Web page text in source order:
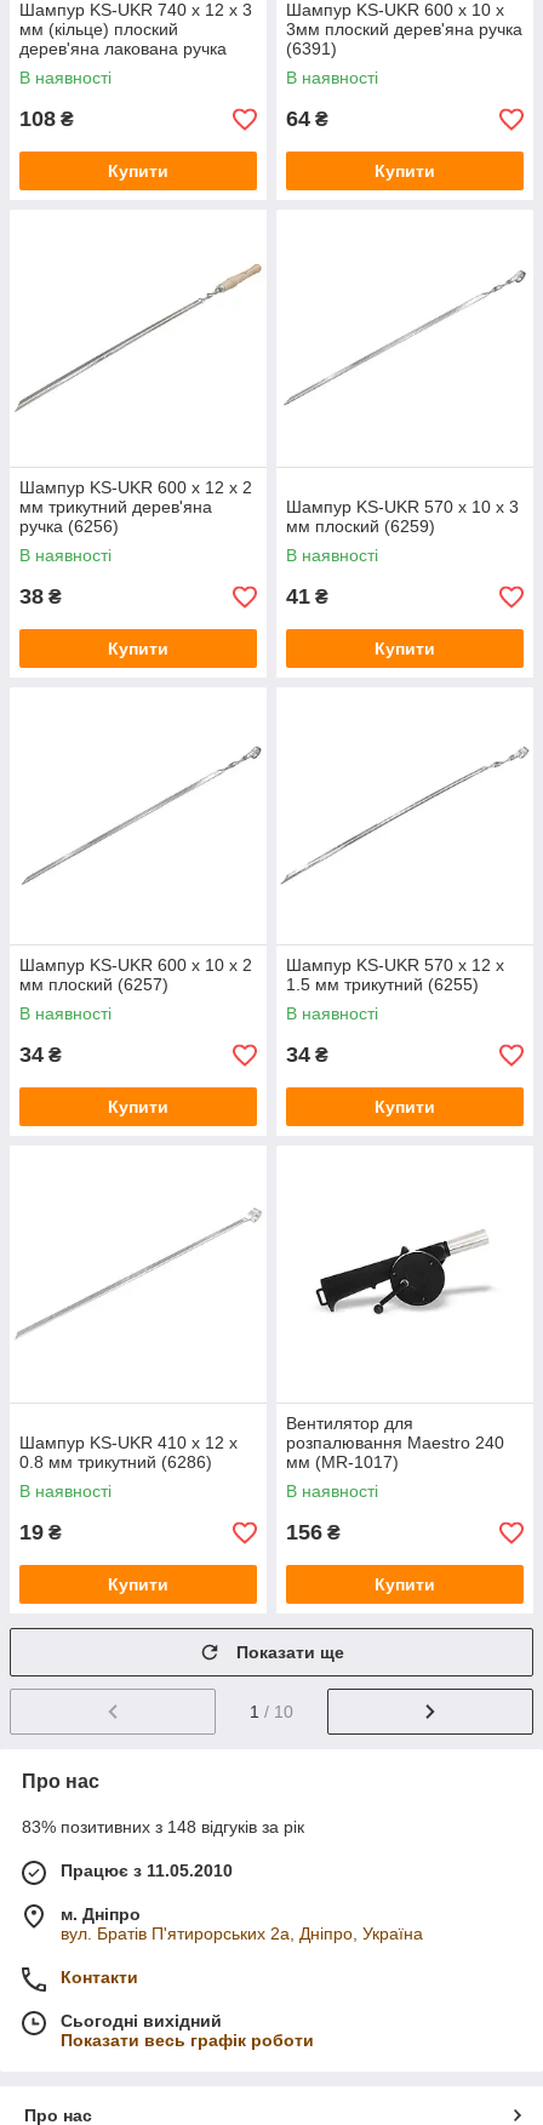
Шампур KS-UKR 740 x 12 х 3
мм (кільце) плоский
дерев'яна лакована ручка
(6389)
В наявності
108 ₴
Купити
Шампур KS-UKR 600 x 10 х
3мм плоский дерев'яна ручка
(6391)
В наявності
64 ₴
Купити
Шампур KS-UKR 600 x 12 х 2
мм трикутний дерев'яна
ручка (6256)
В наявності
38 ₴
Купити
Шампур KS-UKR 570 x 10 х 3
мм плоский (6259)
В наявності
41 ₴
Купити
Шампур KS-UKR 600 x 10 х 2
мм плоский (6257)
В наявності
34 ₴
Купити
Шампур KS-UKR 570 x 12 х
1.5 мм трикутний (6255)
В наявності
34 ₴
Купити
Шампур KS-UKR 410 x 12 х
0.8 мм трикутний (6286)
В наявності
19 ₴
Купити
Вентилятор для
розпалювання Maestro 240
мм (MR-1017)
В наявності
156 ₴
Купити
Показати ще
1 / 10
Про нас
83% позитивних з 148 відгуків за рік
Працює з 11.05.2010
м. Дніпро
вул. Братів П'ятирорських 2а, Дніпро, Україна
Контакти
Сьогодні вихідний
Показати весь графік роботи
Про нас